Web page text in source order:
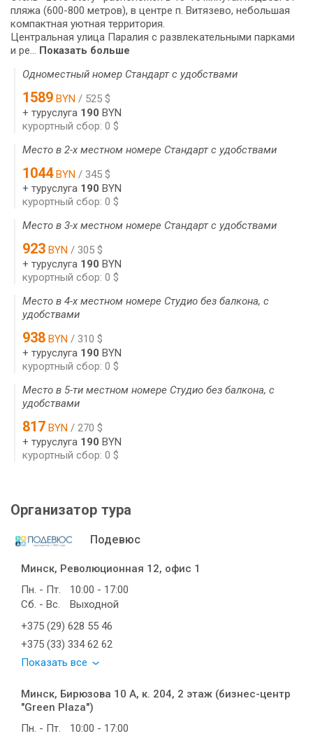
пляжа (600-800 метров), в центре п. Витязево, небольшая
компактная уютная территория.
Центральная улица Паралия с развлекательными парками
и ре... Показать больше
Одноместный номер Стандарт с удобствами
1589 BYN / 525 $
+ туруслуга 190 BYN
курортный сбор: 0 $
Место в 2-х местном номере Стандарт с удобствами
1044BYN / 345 $
+ туруслуга 190 BYN
курортный сбор: 0 $
Место в 3-х местном номере Стандарт с удобствами
923 BYN / 305 $
+ туруслуга 190 BYN
курортный сбор: 0 $
Место в 4-х местном номере Студио без балкона, с
удобствами
938 BYN / 310 $
+ туруслуга 190 BYN
курортный сбор: 0 $
Место в 5-ти местном номере Студио без балкона, с
удобствами
817 BYN / 270 $
+ туруслуга 190 BYN
курортный сбор: 0 $
Организатор тура
Подевюс
Минск, Революционная 12, офис 1
Пн. - Пт.
10:00 - 17:00
Сб. - Вс.
Выходной
+375 (29) 628 55 46
+375 (33) 334 62 62
Показать все
Минск, Бирюзова 10 А, к. 204, 2 этаж (бизнес-центр
"Green Plaza")
Пн. - Пт.
10:00 - 17:00